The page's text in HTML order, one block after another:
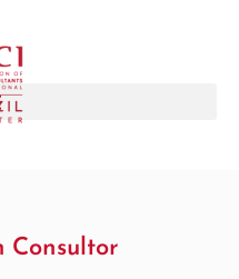
Consultor